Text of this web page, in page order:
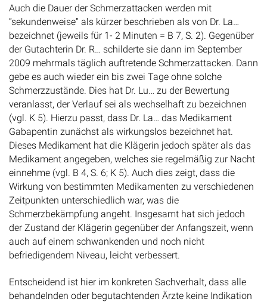
Auch die Dauer der Schmerzattacken werden mit
“sekundenweise” als kürzer beschrieben als von Dr. La…
bezeichnet (jeweils für 1- 2 Minuten = B 7, S. 2). Gegenüber
der Gutachterin Dr. R… schilderte sie dann im September
2009 mehrmals täglich auftretende Schmerzattacken. Dann
gebe es auch wieder ein bis zwei Tage ohne solche
Schmerzzustände. Dies hat Dr. Lu… zu der Bewertung
veranlasst, der Verlauf sei als wechselhaft zu bezeichnen
(vgl. K 5). Hierzu passt, dass Dr. La… das Medikament
Gabapentin zunächst als wirkungslos bezeichnet hat.
Dieses Medikament hat die Klägerin jedoch später als das
Medikament angegeben, welches sie regelmäßig zur Nacht
einnehme (vgl. B 4, S. 6; K 5). Auch dies zeigt, dass die
Wirkung von bestimmten Medikamenten zu verschiedenen
Zeitpunkten unterschiedlich war, was die
Schmerzbekämpfung angeht. Insgesamt hat sich jedoch
der Zustand der Klägerin gegenüber der Anfangszeit, wenn
auch auf einem schwankenden und noch nicht
befriedigendem Niveau, leicht verbessert.
Entscheidend ist hier im konkreten Sachverhalt, dass alle
behandelnden oder begutachtenden Ärzte keine Indikation